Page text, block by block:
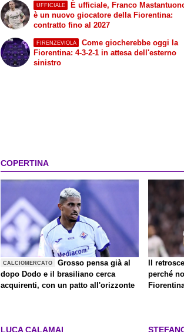
UFFICIALE
È ufficiale, Franco
è un nuovo giocatore della Fiorentina:
contratto fino al 2027
FIRENZEVIOLA
Come giocherebbe oggi la
Fiorentina: 4-3-2-1 in attesa dell'esterno
sinistro
COPERTINA
CALCIOMERCATO
Grosso pensa già al
dopo Dodo e il brasiliano cerca
acquirenti, con un patto all'orizzonte
Il
perché
LUCA CALAMAI